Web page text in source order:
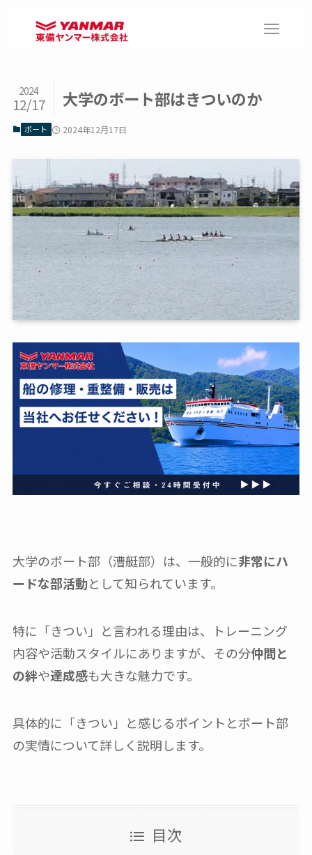
大学のボート部はきついのか
2024
12/17
ボート 2024年12月17日
大学のボート部（漕艇部）は、一般的に非常にハ
ードな部活動として知られています。
特に「きつい」と言われる理由は、トレーニング
内容や活動スタイルにありますが、その分仲間と
の絆や達成感も大きな魅力です。
具体的に「きつい」と感じるポイントとボート部
の実情について詳しく説明します。
目次